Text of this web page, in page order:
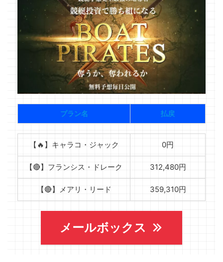
プラン名 払戻
【🔥】キャラコ・ジャック 0円
【🔴】フランシス・ドレーク 312,480円
【🔴】メアリ・リード 359,310円
メールボックス